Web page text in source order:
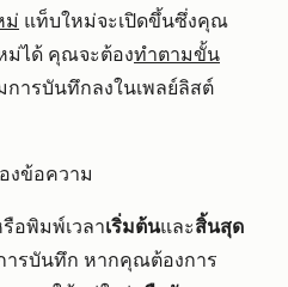
ม่ แท็บใหม่จะเปิดขึ้นซึ่งคุณ
ม่ได้ คุณจะต้องทำตามขั้น
การบันทึกลงในเพลย์ลิสต์
งข้อความ
อพิมพ์เวลาเริ่มต้นและสิ้นสุด
ารบันทึก หากคุณต้องการ